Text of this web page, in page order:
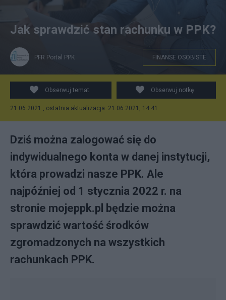
Uczestnik PPK może sprawdzić online stan swoich
oszczędności. Fot. Shutterstock
Jak sprawdzić stan rachunku w PPK?
PFR Portal PPK FINANSE OSOBISTE
Obserwuj temat Obserwuj notkę
21.06.2021 , ostatnia aktualizacja: 21.06.2021, 14:41
Dziś można zalogować się do
indywidualnego konta w danej instytucji,
która prowadzi nasze PPK. Ale
najpóźniej od 1 stycznia 2022 r. na
stronie mojeppk.pl będzie można
sprawdzić wartość środków
zgromadzonych na wszystkich
rachunkach PPK.